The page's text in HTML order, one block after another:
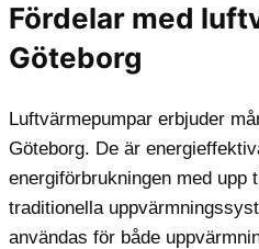
Fördelar med
Göteborg
Luftvärmepumpar erbjuder
Göteborg. De är
energiförbrukningen med upp
traditionella
användas för både